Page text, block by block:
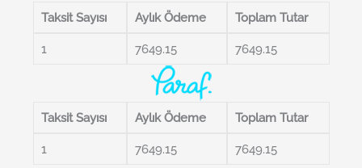
Taksit Sayısı Aylık Ödeme Toplam Tutar
1 7649.15 7649.15
Taksit Sayısı Aylık Ödeme Toplam Tutar
1 7649.15 7649.15